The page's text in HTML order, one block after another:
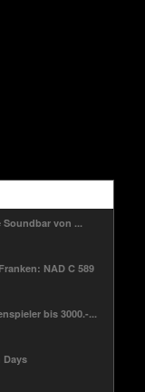
Soundbar von ...
NAD C 589
bis 3000.-...
Days